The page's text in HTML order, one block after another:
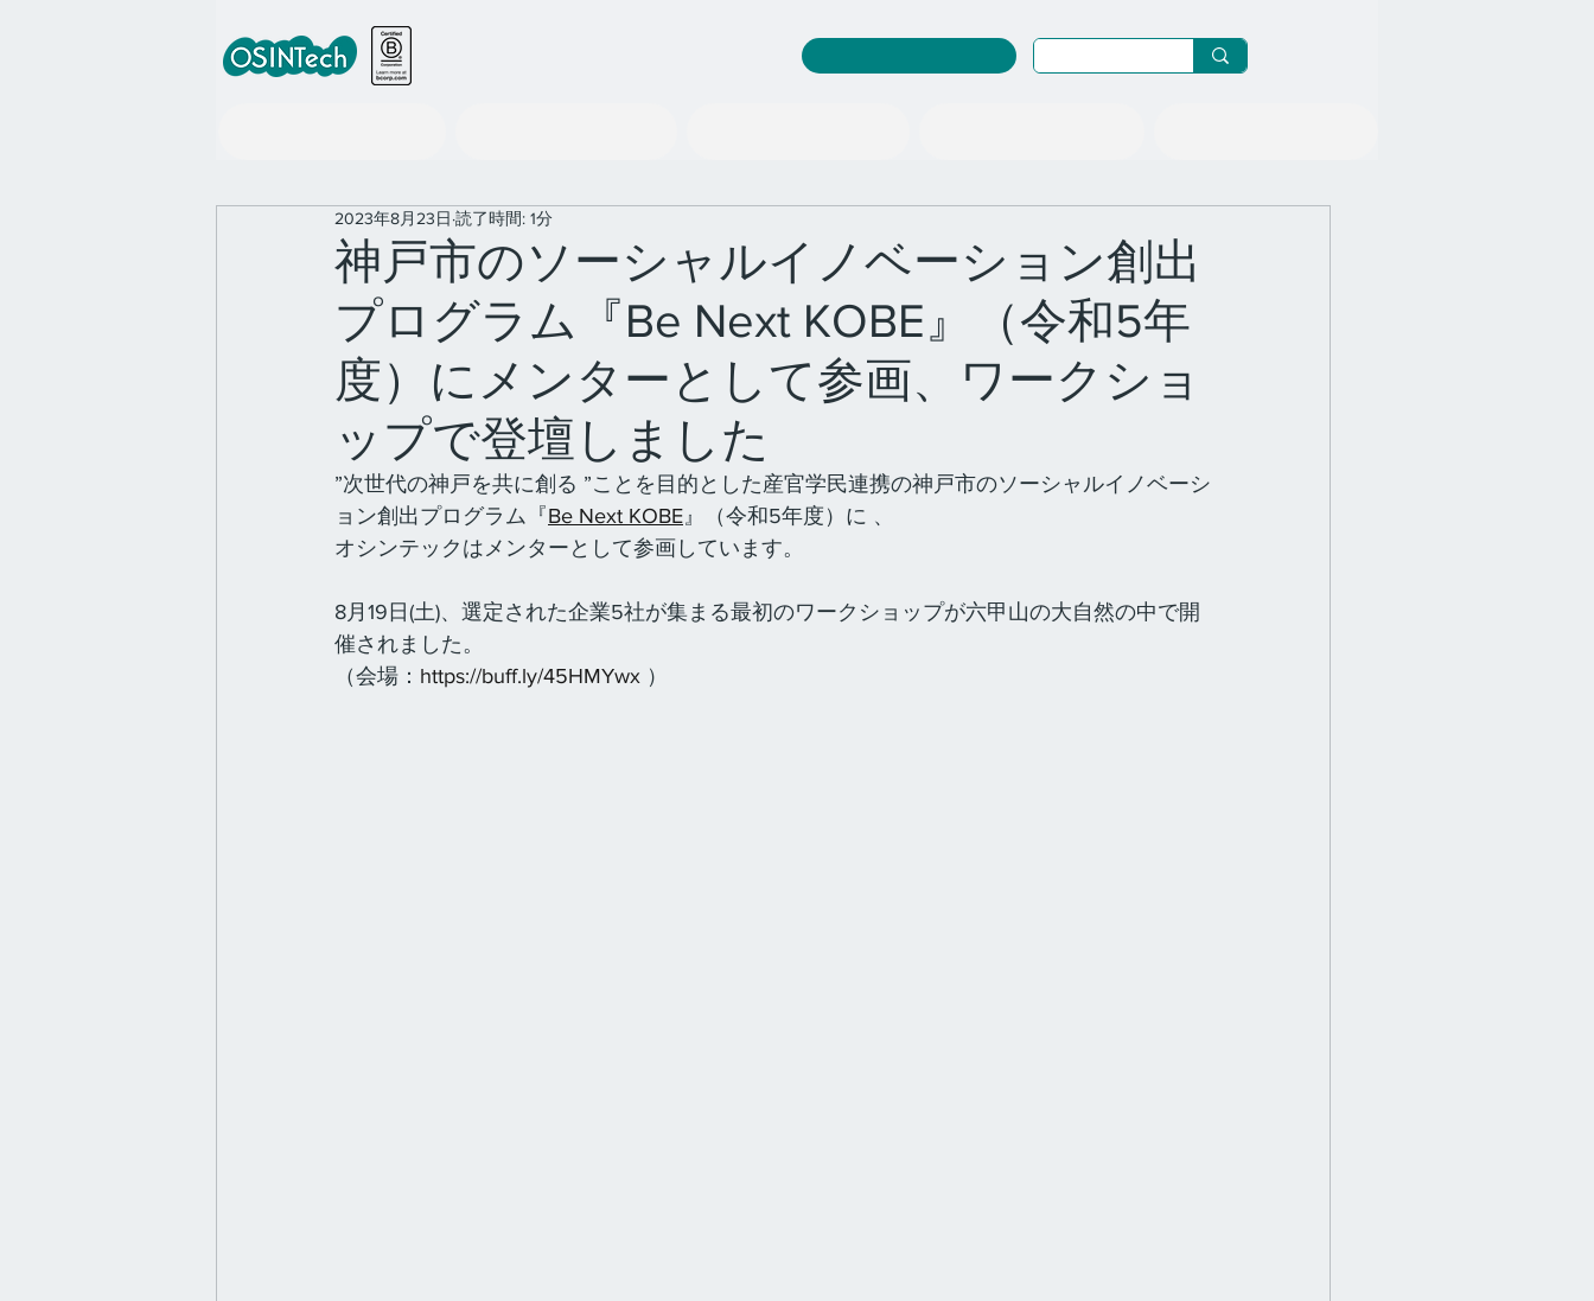
神戸市のソーシャルイノベーション創出
プログラム『Be Next KOBE』（令和5年
度）にメンターとして参画、ワークショ
ップで登壇しました
2023年8月23日 読了時間: 1分
”次世代の神戸を共に創る ”ことを目的とした産官学民連携の神戸市のソーシャルイノベーシ
ョン創出プログラム『Be Next KOBE』（令和5年度）に 、
オシンテックはメンターとして参画しています。
8月19日(土)、選定された企業5社が集まる最初のワークショップが六甲山の大自然の中で開
催されました。
（会場： https://buff.ly/45HMYwx ）